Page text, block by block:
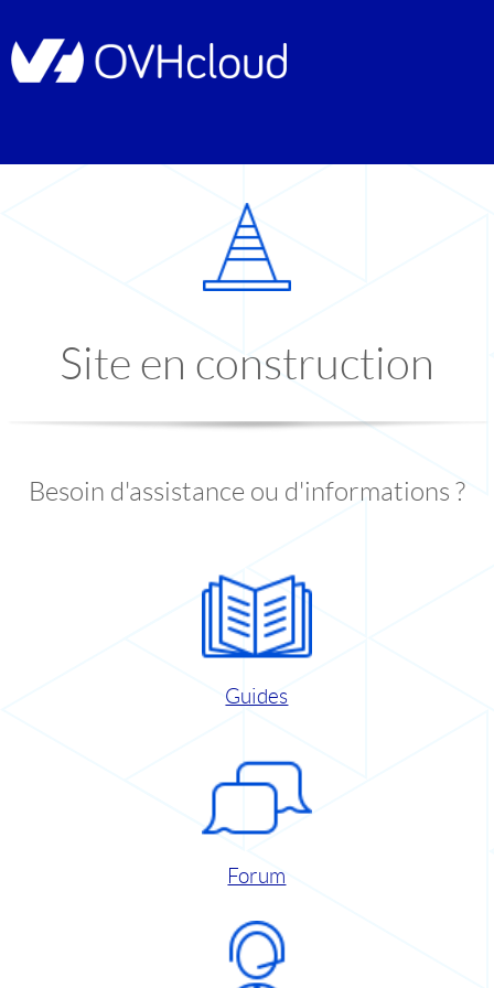
Site en construction
Besoin d'assistance ou d'informations ?
Guides
Forum